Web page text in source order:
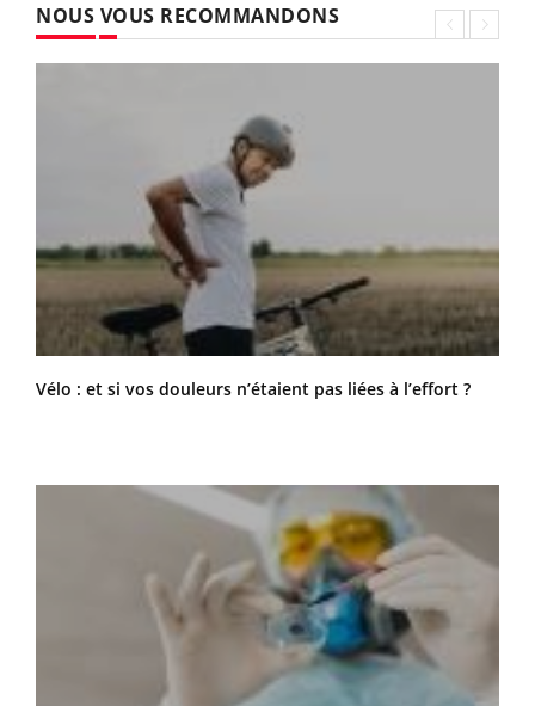
NOUS VOUS RECOMMANDONS
Vélo : et si vos douleurs n’étaient pas liées à l’effort ?